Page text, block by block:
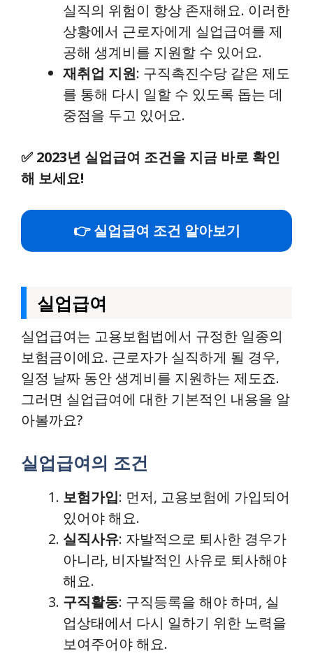
실직의 위험이 항상 존재해요. 이러한
상황에서 근로자에게 실업급여를 제
공해 생계비를 지원할 수 있어요.
재취업 지원: 구직촉진수당 같은 제도
를 통해 다시 일할 수 있도록 돕는 데
중점을 두고 있어요.
✅ 2023년 실업급여 조건을 지금 바로 확인
해 보세요!
👉 실업급여 조건 알아보기
실업급여
실업급여는 고용보험법에서 규정한 일종의
보험금이에요. 근로자가 실직하게 될 경우,
일정 날짜 동안 생계비를 지원하는 제도죠.
그러면 실업급여에 대한 기본적인 내용을 알
아볼까요?
실업급여의 조건
보험가입: 먼저, 고용보험에 가입되어
있어야 해요.
실직사유: 자발적으로 퇴사한 경우가
아니라, 비자발적인 사유로 퇴사해야
해요.
구직활동: 구직등록을 해야 하며, 실
업상태에서 다시 일하기 위한 노력을
보여주어야 해요.